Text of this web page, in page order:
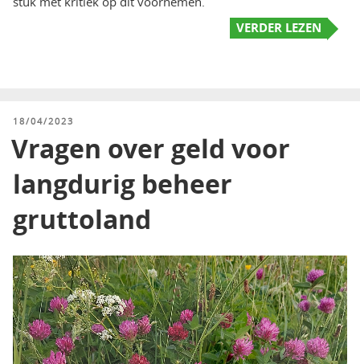
VERDER LEZEN
GEPLAATST
18/04/2023
Vragen over geld voor
langdurig beheer
gruttoland